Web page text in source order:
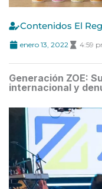
Contenidos El
enero 13, 2022 4:59
Generación ZOE:
internacional y